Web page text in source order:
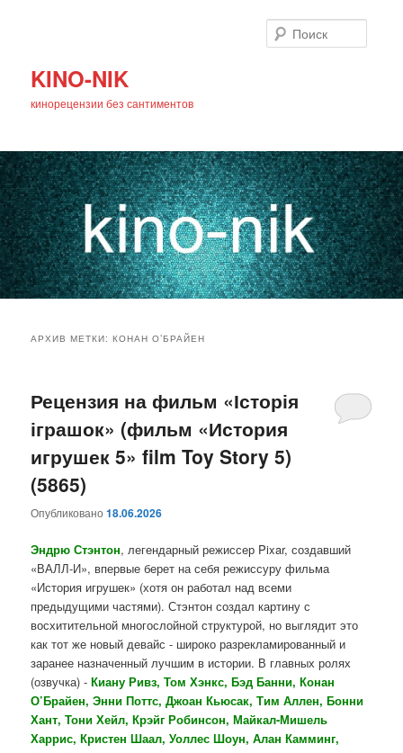
KINO-NIK
кинорецензии без сантиментов
основному
содержимому
дополнительному
содержимому
АРХИВ МЕТКИ:КОНАН О’БРАЙЕН
Рецензия на фильм «Історія
іграшок» (фильм «История
игрушек 5» film Toy Story 5)
(5865)
Опубликовано18.06.2026
Эндрю Стэнтон, легендарный режиссер Pixar, создавший
«ВАЛЛ-И», впервые берет на себя режиссуру фильма
«История игрушек» (хотя он работал над всеми
предыдущими частями). Стэнтон создал картину с
восхитительной многослойной структурой, но выглядит это
как тот же новый девайс - широко разрекламированный и
заранее назначенный лучшим в истории. В главных ролях
(озвучка) -Киану Ривз, Том Хэнкс, Бэд Банни, Конан
О’Брайен, Энни Поттс, Джоан Кьюсак, Тим Аллен, Бонни
Хант, Тони Хейл, Крэйг Робинсон, Майкал-Мишель
Харрис, Кристен Шаал, Уоллес Шоун, Алан Камминг,